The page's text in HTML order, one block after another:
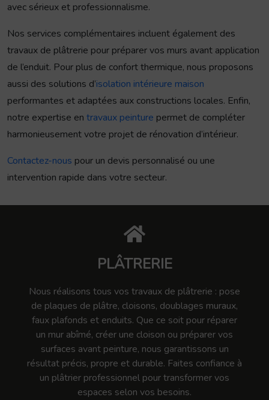
avec sérieux et professionnalisme.
Nos services complémentaires incluent également des
travaux de plâtrerie pour préparer vos murs avant application
de l’enduit. Pour plus de confort thermique, nous proposons
aussi des solutions d’isolation intérieure maison
performantes et adaptées aux constructions locales. Enfin,
notre expertise en travaux peinture permet de compléter
harmonieusement votre projet de rénovation d’intérieur.
Contactez-nous pour un devis personnalisé ou une
intervention rapide dans votre secteur.
PLÂTRERIE
Nous réalisons tous vos travaux de plâtrerie : pose
de plaques de plâtre, cloisons, doublages muraux,
faux plafonds et enduits. Que ce soit pour réparer
un mur abîmé, créer une cloison ou préparer vos
surfaces avant peinture, nous garantissons un
résultat précis, propre et durable. Faites confiance à
un plâtrier professionnel pour transformer vos
espaces selon vos besoins.